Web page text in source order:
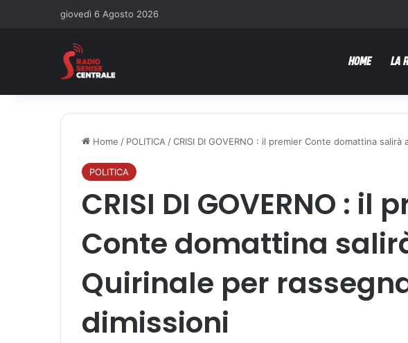
giovedì 6 Agosto 2026
HOME LA
Home / POLITICA /CRISI DI GOVERNO : il premier Conte domattina
POLITICA
CRISI DI GOVERNO : il
Conte domattina
Quirinale per
dimissioni